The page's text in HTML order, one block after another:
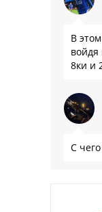
В
войдя
8ки и
С